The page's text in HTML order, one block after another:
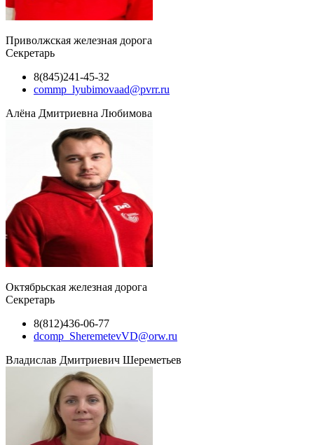
Приволжская железная дорога
Секретарь
8(845)241-45-32
commp_lyubimovaad@pvrr.ru
Алёна Дмитриевна Любимова
Октябрьская железная дорога
Секретарь
8(812)436-06-77
dcomp_SheremetevVD@orw.ru
Владислав Дмитриевич Шереметьев